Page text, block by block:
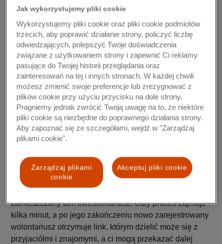
letniego wolontariusza z kwotą 313 624 zł, znanego
branży mediowej, z kwotą 211 951 zł.
„eSkarbonka od Mastercard na stałe wpisała się w
coroczne Wielkie Granie. Wirtualna Puszka daje szansę
dołączyć do Wielkiej Orkiestry Świątecznej Pomocy
każdemu, z dowolnego miejsca na świecie, w dogodnym
dla niego momencie. Dzięki temu pomaganie staje się
łatwe. Dodatkowo daje okazję do odświeżenia
kontaktów z dawno niewidzianymi znajomymi, przez co
również staje się przyjemne. W czasie 31. Finału
pomagajmy pełnym składem!”
Prezes Zarządu WOŚP.
eSkarbonkę założyć można na stronie
zamieszczony tam kwestionariusz. Cały proces zajmuje
kilka minut, a po jego zakończeniu nowo zarejestrowany
wolontariusz otrzymuje link, którym dzielić może się z
przyjaciółmi i znajomymi, a ci mogą przekazać dalej
Jak wykorzystujemy pliki cookie
Wykorzystujemy pliki cookie oraz pliki cookie podmiotów
trzecich, aby poprawić działanie strony, policzyć liczbę
odwiedzających, polepszyć Twoje doświadczenia
związane z użytkowaniem strony i zapewnić Ci reklamy
pasujące do Twojej historii przeglądania oraz
zainteresowań na tej i innych stronach. W każdej chwili
możesz zmienić swoje preferencje lub zrezygnować z
plików cookie przy użyciu przycisku na dole strony.
Pragniemy jednak zwrócić Twoją uwagę na to, że niektóre
pliki cookie są niezbędne do poprawnego działania strony.
Aby zapoznać się ze szczegółami, wejdź w "Zarządzaj
plikami cookie".
Akceptuj pliki cookie
Zarządzaj plikami
cookie